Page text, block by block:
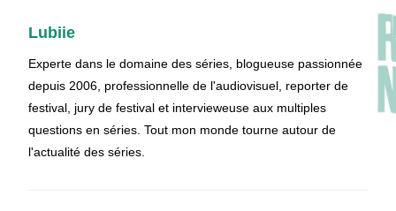
Lubiie
Experte dans le domaine des séries, blogueuse passionnée
depuis 2006, professionnelle de l'audiovisuel, reporter de
festival, jury de festival et intervieweuse aux multiples
questions en séries. Tout mon monde tourne autour de
l'actualité des séries.